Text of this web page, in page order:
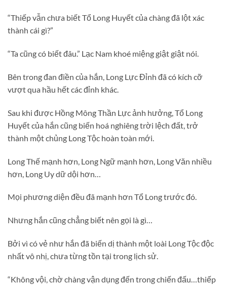
“Thiếp vẫn chưa biết Tổ Long Huyết của chàng đã lột xác
thành cái gì?”
“Ta cũng có biết đâu.” Lạc Nam khoé miệng giật giật nói.
Bên trong đan điền của hắn, Long Lực Đỉnh đã có kích cỡ
vượt qua hầu hết các đỉnh khác.
Sau khi được Hồng Mông Thần Lực ảnh hưởng, Tổ Long
Huyết của hắn cũng biến hoá nghiêng trời lệch đất, trở
thành một chủng Long Tộc hoàn toàn mới.
Long Thế mạnh hơn, Long Ngữ mạnh hơn, Long Văn nhiều
hơn, Long Uy dữ dội hơn…
Mọi phương diện đều đã mạnh hơn Tổ Long trước đó.
Nhưng hắn cũng chẳng biết nên gọi là gì…
Bởi vì có vẻ như hắn đã biến dị thành một loài Long Tộc độc
nhất vô nhị, chưa từng tồn tại trong lịch sử.
“Không vội, chờ chàng vận dụng đến trong chiến đấu…thiếp